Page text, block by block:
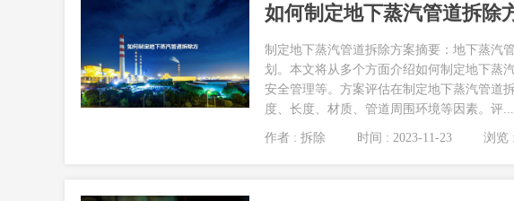
如何制定地下蒸汽管道拆除
制定地下蒸汽管道拆除方案摘要：地下蒸汽
划。本文将从多个方面介绍如何制定地下蒸
安全管理等。方案评估在制定地下蒸汽管道
度、长度、材质、管道周围环境等因素。评...
作者 : 拆除 时间 : 2023-11-23 浏览